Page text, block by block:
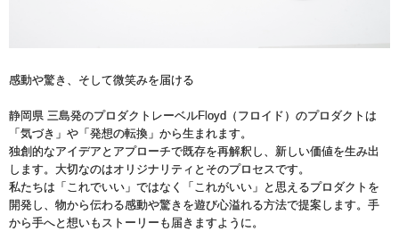
感動や驚き、そして微笑みを届ける
静岡県 三島発のプロダクトレーベルFloyd（フロイド）のプロダクトは
「気づき」や「発想の転換」から生まれます。
独創的なアイデアとアプローチで既存を再解釈し、新しい価値を生み出
します。大切なのはオリジナリティとそのプロセスです。
私たちは「これでいい」ではなく「これがいい」と思えるプロダクトを
開発し、物から伝わる感動や驚きを遊び心溢れる方法で提案します。手
から手へと想いもストーリーも届きますように。